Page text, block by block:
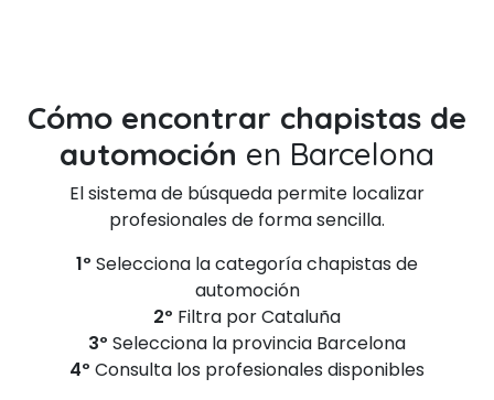
Cómo encontrar chapistas de
automoción en Barcelona
El sistema de búsqueda permite localizar
profesionales de forma sencilla.
1º Selecciona la categoría chapistas de
automoción
2º Filtra por Cataluña
3º Selecciona la provincia Barcelona
4º Consulta los profesionales disponibles